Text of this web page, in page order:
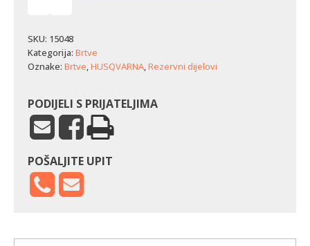
Husqvarna
525
RJX
SKU: 15048
Kategorija: Brtve
Oznake: Brtve,HUSQVARNA,Rezervni dijelovi
PODIJELI S PRIJATELJIMA
POŠALJITE UPIT